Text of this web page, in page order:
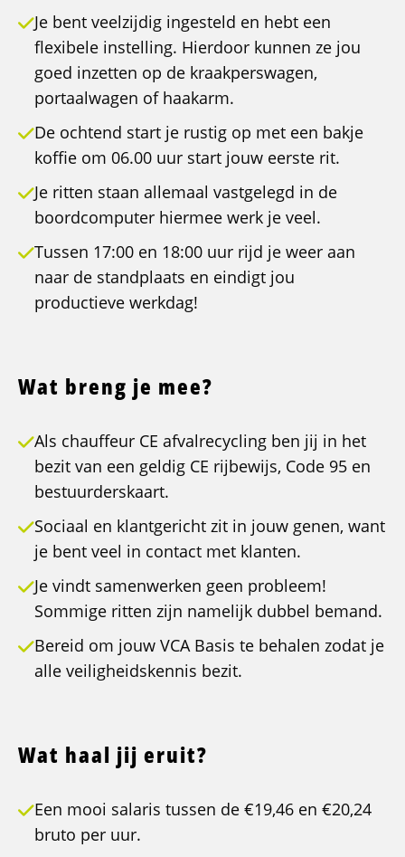
Je bent veelzijdig ingesteld en hebt een
flexibele instelling. Hierdoor kunnen ze jou
goed inzetten op de kraakperswagen,
portaalwagen of haakarm.
De ochtend start je rustig op met een bakje
koffie om 06.00 uur start jouw eerste rit.
Je ritten staan allemaal vastgelegd in de
boordcomputer hiermee werk je veel.
Tussen 17:00 en 18:00 uur rijd je weer aan
naar de standplaats en eindigt jou
productieve werkdag!
Wat breng je mee?
Als chauffeur CE afvalrecycling ben jij in het
bezit van een geldig CE rijbewijs, Code 95 en
bestuurderskaart.
Sociaal en klantgericht zit in jouw genen, want
je bent veel in contact met klanten.
Je vindt samenwerken geen probleem!
Sommige ritten zijn namelijk dubbel bemand.
Bereid om jouw VCA Basis te behalen zodat je
alle veiligheidskennis bezit.
Wat haal jij eruit?
Een mooi salaris tussen de €19,46 en €20,24
bruto per uur.